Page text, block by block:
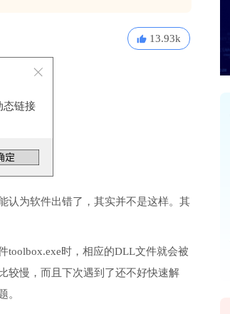
13.93k
态链接
认为软件出错了，其实并不是这样。其
toolbox.exe时，相应的DLL文件就会被
较慢，而且下次遇到了还不好快速解
。